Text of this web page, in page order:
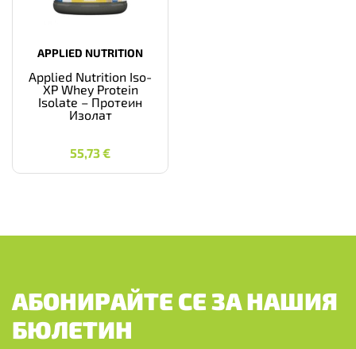
APPLIED NUTRITION
Applied Nutrition Iso-
XP Whey Protein
Isolate – Протеин
Изолат
55,73€
55,73 €
АБОНИРАЙТЕ СЕ ЗА НАШИЯ
БЮЛЕТИН